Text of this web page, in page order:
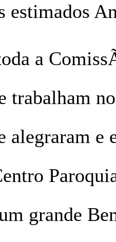
estimados
a
trabalham
alegraram e
grande